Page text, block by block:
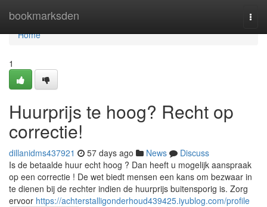
bookmarksden
Home
Home
1
Huurprijs te hoog? Recht op
correctie!
dillanidms437921 57 days ago News
Discuss
Is de betaalde huur echt hoog ? Dan heeft u mogelijk aanspraak
op een correctie ! De wet biedt mensen een kans om bezwaar in
te dienen bij de rechter indien de huurprijs buitensporig is. Zorg
ervoor https://achterstalligonderhoud439425.iyublog.com/profile